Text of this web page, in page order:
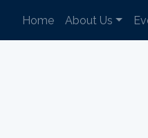
Home About Us